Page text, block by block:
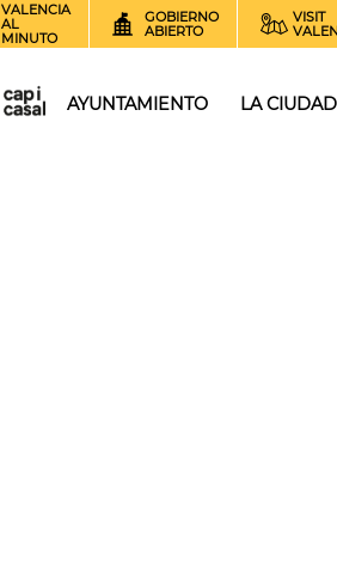
VALENCIA
AL
MINUTO
GOBIERNO
ABIERTO
VISIT
AYUNTAMIENTO LA CIUDAD